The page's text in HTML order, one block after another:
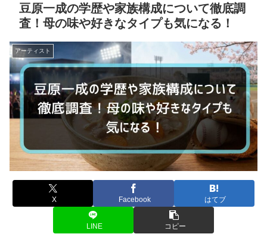
豆原一成の学歴や家族構成について徹底調
査！母の味や好きなタイプも気になる！
アーティスト
X Facebook はてブ
LINE コピー